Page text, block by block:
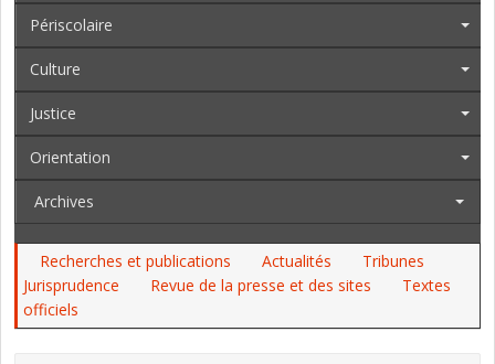
Périscolaire
Culture
Justice
Orientation
Archives
Recherches et publications Actualités
Tribunes
Jurisprudence
Revue de la presse et des sites
Textes
officiels